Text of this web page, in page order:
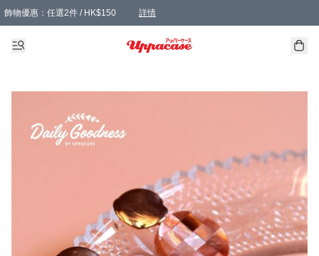
飾物優惠：任選2件 / HK$150 詳情
髮飾優惠：任選2件 / HK$100 詳情
精選襪子優惠：任選3對 / HK$115 詳情
滿額免運：本地訂單滿港幣350元可享免運費優惠